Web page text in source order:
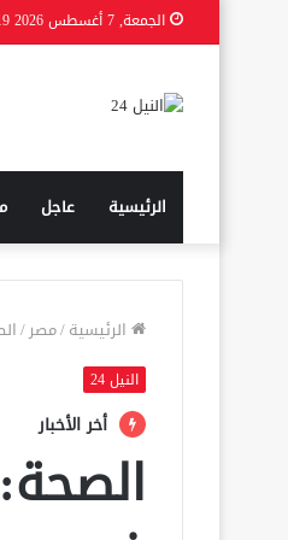
الجمعة, 7 أغسطس 2026 2:19 م
الرئيسية عاجل
الرئيسية/مصر/
النيل 24
أخر الأخبار